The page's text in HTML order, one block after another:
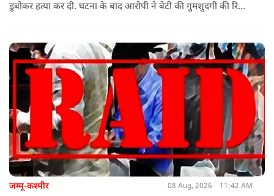
डुबोकर हत्या कर दी. घटना के बाद आरोपी ने बेटी की गुमशुदगी की रिपोर्ट
जम्मू-कश्मीर 08 Aug, 2026 11:42 AM